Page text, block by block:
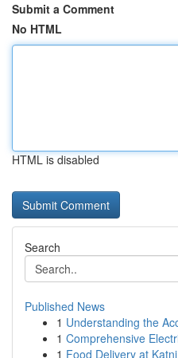
Submit a Comment
No HTML
HTML is disabled
Search
Published News
1 Understanding the
1 Comprehensive
1 Food Delivery at